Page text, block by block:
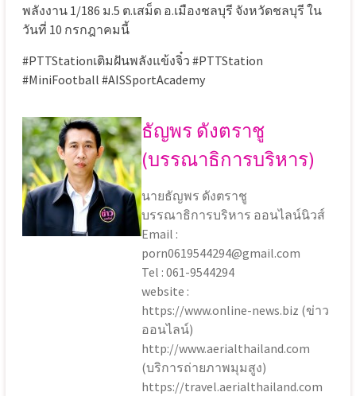
พลังงาน 1/186 ม.5 ต.เสม็ด อ.เมืองชลบุรี จังหวัดชลบุรี ใน
วันที่ 10 กรกฎาคมนี้
#PTTStationเติมฝันพลังแข้งจิ๋ว #PTTStation
#MiniFootball #AISSportAcademy
ธัญพร ดังตราชู
(บรรณาธิการบริหาร)
นายธัญพร ดังตราชู
บรรณาธิการบริหาร ออนไลน์นิวส์
Email :
porn0619544294@gmail.com
Tel : 061-9544294
website :
https://www.online-news.biz (ข่าว
ออนไลน์)
http://www.aerialthailand.com
(บริการถ่ายภาพมุมสูง)
https://travel.aerialthailand.com